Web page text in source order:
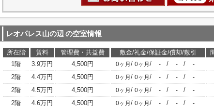
レオパレス山の辺 の空室情報
所在階 賃料 管理費・共益費 敷金/礼金/保証金/償却/敷引
1階
3.9万円 4,500円 0ヶ月 / 0ヶ月 / - / - / -
2階
4.4万円 4,500円 0ヶ月 / 0ヶ月 / - / - / -
2階
4.5万円 4,500円 0ヶ月 / 0ヶ月 / - / - / -
2階
4.6万円 4,500円 0ヶ月 / 0ヶ月 / - / - / -